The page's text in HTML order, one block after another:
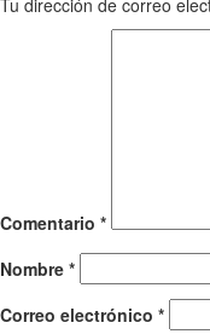
Comentario *
Nombre *
Correo electrónico *